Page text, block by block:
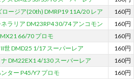
ージア(20th) DMRP19 11A/20 レア
160円
ラリア DM23RP4 30/74 アンコモン
160円
66/70 プロモ
160円
世 DMD25 1/17 スーパーレア
160円
DM22EX1 4/130 スーパーレア
160円
ター P45/Y7 プロモ 160円